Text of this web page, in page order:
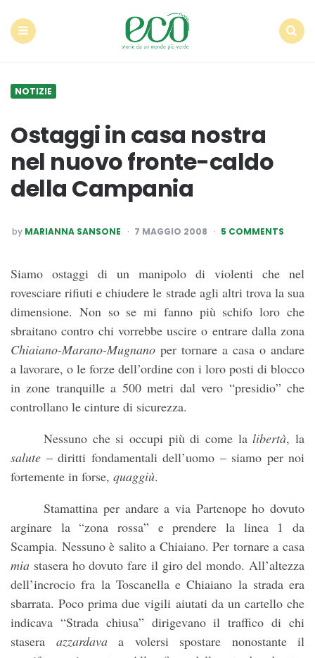
NOTIZIE
Ostaggi in casa nostra
nel nuovo fronte-caldo
della Campania
POSTED
BY
by MARIANNA SANSONE 7 MAGGIO 2008 5 COMMENTS
Siamo ostaggi di un manipolo di violenti che nel
rovesciare rifiuti e chiudere le strade agli altri trova la sua
dimensione. Non so se mi fanno più schifo loro che
sbraitano contro chi vorrebbe uscire o entrare dalla zona
Chiaiano-Marano-Mugnano per tornare a casa o andare
a lavorare, o le forze dell’ordine con i loro posti di blocco
in zone tranquille a 500 metri dal vero “presidio” che
controllano le cinture di sicurezza.
Nessuno che si occupi più di come lalibertà, la
salute – diritti fondamentali dell’uomo – siamo per noi
fortemente in forse, quaggiù.
Stamattina per andare a via Partenope ho dovuto
arginare la “zona rossa” e prendere la linea 1 da
Scampia. Nessuno è salito a Chiaiano. Per tornare a casa
mia stasera ho dovuto fare il giro del mondo. All’altezza
dell’incrocio fra la Toscanellae Chiaiano la strada era
sbarrata. Poco prima due vigili aiutati da un cartello che
indicava “Strada chiusa” dirigevano il traffico di chi
stasera azzardavaa volersi spostare nonostante il